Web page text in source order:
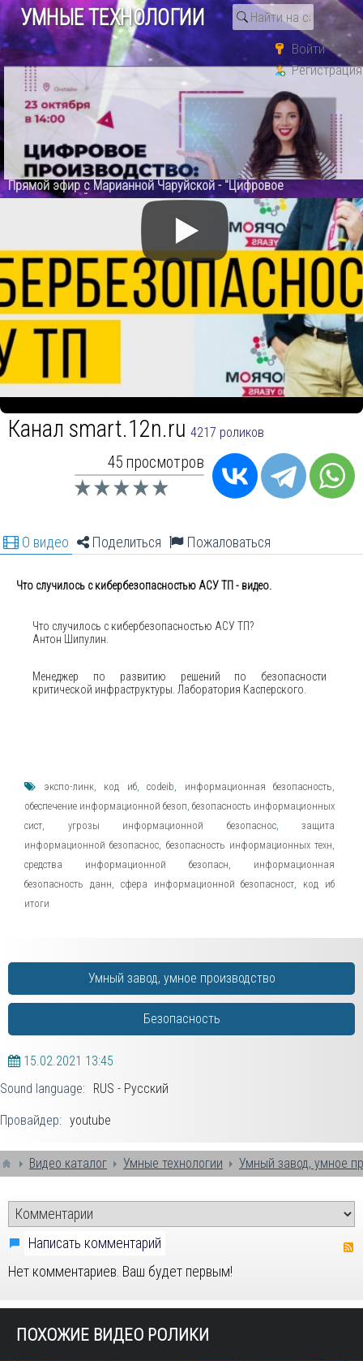
УМНЫЕ ТЕХНОЛОГИИ
Войти
Регистрация
Прямой эфир с Марианной Чаруйской - "Цифровое
производство":
АСУ ТП: Что случилось с кибербезопасностью АСУ ТП - видео HD
Канал smart.12n.ru 4217 роликов
45 просмотров
О видео Поделиться Пожаловаться
Что случилось с кибербезопасностью АСУ ТП - видео.
Что случилось с кибербезопасностью АСУ ТП?
Антон Шипулин.
Менеджер по развитию решений по безопасности
критической инфраструктуры. Лаборатория Касперского.
экспо-линк, код иб,codeib, информационная безопасность,
обеспечение информационной безоп,безопасность информационных
сист, угрозы информационной безопаснос,защита
информационной безопаснос, безопасность информационных техн,
средства информационной безопасн, информационная
безопасность данн, сфера информационной безопасност, код иб
итоги
Умный завод, умное производство
Безопасность
15.02.2021 13:45
Sound language: RUS - Русский
Провайдер: youtube
Видео каталог Умные технологии Умный завод, умное
Написать комментарий
Нет комментариев. Ваш будет первым!
ПОХОЖИЕ ВИДЕО РОЛИКИ